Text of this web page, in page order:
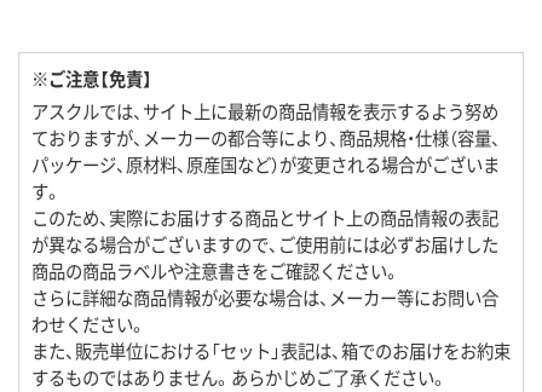
※ご注意【免責】
アスクルでは、サイト上に最新の商品情報を表示するよう努め
ておりますが、メーカーの都合等により、商品規格・仕様（容量、
パッケージ、原材料、原産国など）が変更される場合がございま
す。
このため、実際にお届けする商品とサイト上の商品情報の表記
が異なる場合がございますので、ご使用前には必ずお届けした
商品の商品ラベルや注意書きをご確認ください。
さらに詳細な商品情報が必要な場合は、メーカー等にお問い合
わせください。
また、販売単位における「セット」表記は、箱でのお届けをお約束
するものではありません。あらかじめご了承ください。